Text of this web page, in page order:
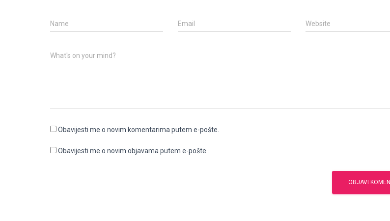
Name Email Website
What's on your mind?
Obavijesti me o novim komentarima putem e-pošte.
Obavijesti me o novim objavama putem e-pošte.